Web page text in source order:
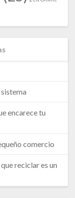
encarece tu
comercio
reciclar es un